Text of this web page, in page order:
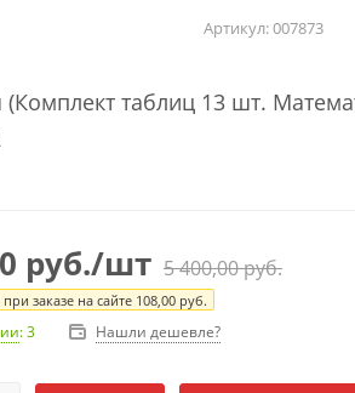
Артикул:007873
(Комплект таблиц 13 шт.
руб./шт 5 400,00руб.
заказе на сайте 108,00 руб.
: 3 Нашли дешевле?